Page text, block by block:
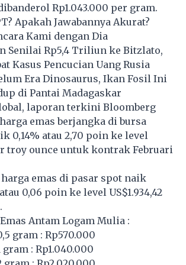
Rp1.043.000 per gram.
Apakah Jawabannya Akurat?
Kami dengan Dia
Senilai Rp5,4 Triliun ke Bitzlato,
Kasus Pencucian Uang Rusia
Era Dinosaurus, Ikan Fosil Ini
di Pantai Madagaskar
laporan terkini Bloomberg
emas berjangka di bursa
0,14% atau 2,70 poin ke level
troy ounce untuk kontrak Februari
emas di pasar spot naik
0,06 poin ke level US$1.934,42
Antam Logam Mulia :
gram : Rp570.000
: Rp1.040.000